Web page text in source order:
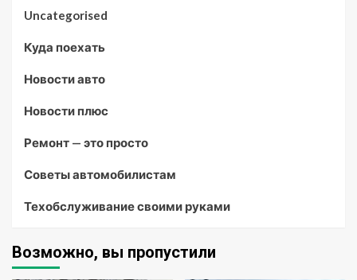
Uncategorised
Куда поехать
Новости авто
Новости плюс
Ремонт — это просто
Советы автомобилистам
Техобслуживание своими руками
Возможно, вы пропустили